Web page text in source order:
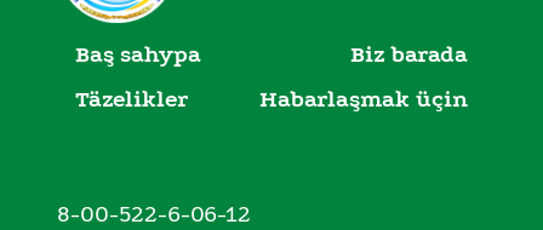
Baş sahypa
Biz barada
Täzelikler
Habarlaşmak üçin
8-00-522-6-06-12